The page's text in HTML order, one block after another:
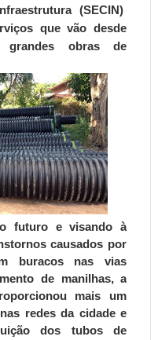
(SECIN)
que vão desde
grandes obras de
futuro e visando à
causados por
buracos nas vias
de manilhas, a
mais um
redes da cidade e
dos tubos de